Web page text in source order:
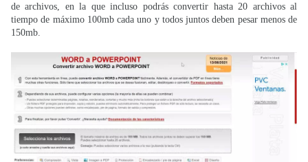
de archivos, en la que incluso podrás convertir hasta 20 archivos al
tiempo de máximo 100mb cada uno y todos juntos deben pesar menos de
150mb.